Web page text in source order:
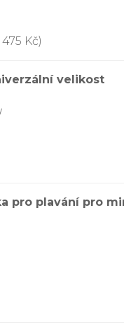
Kč)
velikost
pro plavání pro